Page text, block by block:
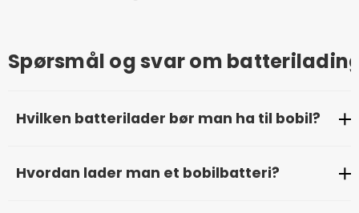
Spørsmål og svar om
Hvilken batterilader bør man ha til bobil?
minst 10–15 ampere, avhengig av batteriets størrelse.
Hvordan lader man et bobilbatteri?